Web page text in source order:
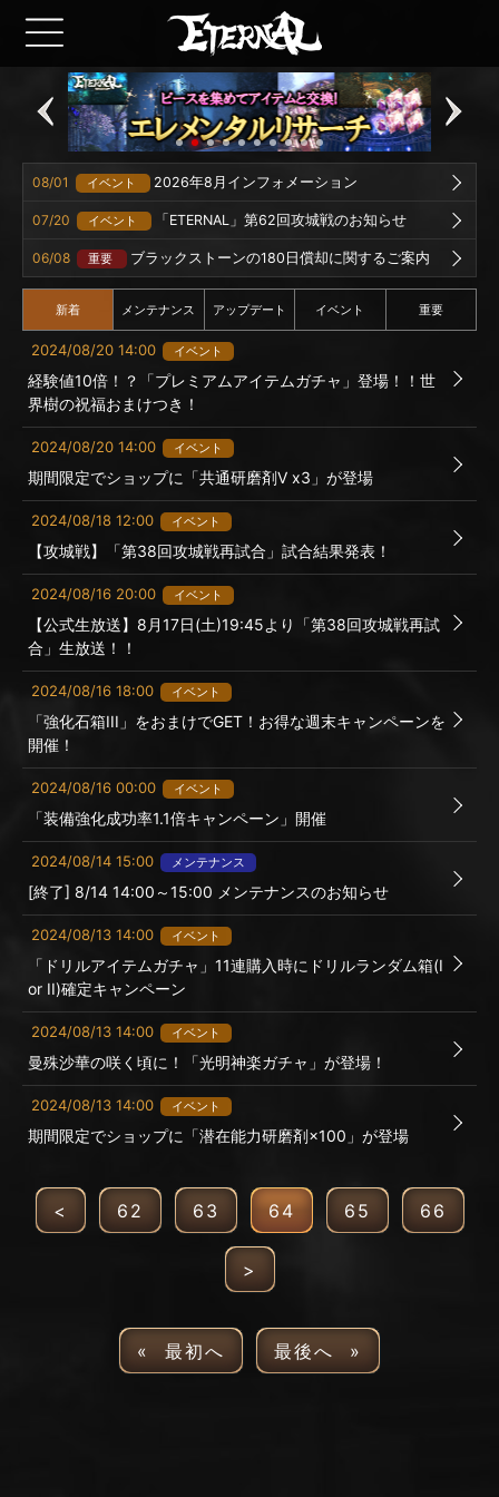
08/01 イベント 2026年8月インフォメーション
07/20 イベント 「ETERNAL」第62回攻城戦のお知らせ
06/08 重要 ブラックストーンの180日償却に関するご案内
新着 メンテナンス アップデート イベント 重要
2024/08/20 14:00 イベント
経験値10倍！？「プレミアムアイテムガチャ」登場！！世
界樹の祝福おまけつき！
2024/08/20 14:00 イベント
期間限定でショップに「共通研磨剤Ⅴ x3」が登場
2024/08/18 12:00 イベント
【攻城戦】「第38回攻城戦再試合」試合結果発表！
2024/08/16 20:00 イベント
【公式生放送】8月17日(土)19:45より「第38回攻城戦再試
合」生放送！！
2024/08/16 18:00 イベント
「強化石箱III」をおまけでGET！お得な週末キャンペーンを
開催！
2024/08/16 00:00 イベント
「装備強化成功率1.1倍キャンペーン」開催
2024/08/14 15:00 メンテナンス
[終了] 8/14 14:00～15:00 メンテナンスのお知らせ
2024/08/13 14:00 イベント
「ドリルアイテムガチャ」11連購入時にドリルランダム箱(I
or II)確定キャンペーン
2024/08/13 14:00 イベント
曼殊沙華の咲く頃に！「光明神楽ガチャ」が登場！
2024/08/13 14:00 イベント
期間限定でショップに「潜在能力研磨剤×100」が登場
< 62 63 64 65 66
>
« 最初へ 最後へ »